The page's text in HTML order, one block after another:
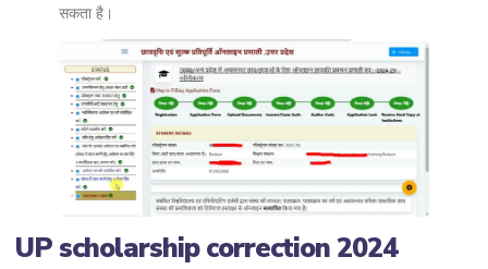
सकता है।
UP scholarship correction 2024